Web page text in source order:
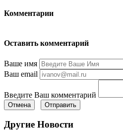
Комментарии
Оставить комментарий
Ваше имя
Ваш email
Введите Ваш комментарий
Отмена Отправить
Другие Новости